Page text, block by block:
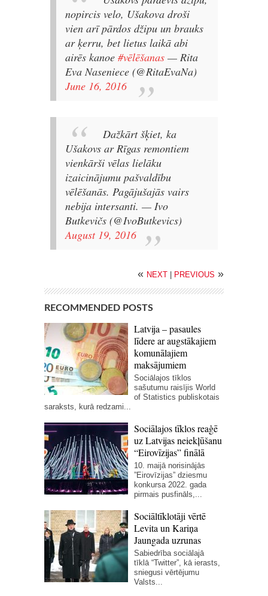
nopircis velo, Ušakova droši
vien arī pārdos džipu un brauks
ar ķerru, bet lietus laikā abi
airēs kanoe #vēlēšanas — Rita
Eva Naseniece (@RitaEvaNa)
June 16, 2016
Dažkārt šķiet, ka
Ušakovs ar Rīgas remontiem
vienkārši vēlas lielāku
izaicinājumu pašvaldību
vēlēšanās. Pagājušajās vairs
nebija intersanti. — Ivo
Butkevičs (@IvoButkevics)
August 19, 2016
« NEXT PREVIOUS »
RECOMMENDED POSTS
Latvija – pasaules
līdere ar augstākajiem
komunālajiem
maksājumiem
Sociālajos tīklos
sašutumu raisījis World
of Statistics publiskotais
saraksts, kurā redzami...
Sociālajos tīklos reaģē
uz Latvijas neiekļūšanu
“Eirovīzijas” finālā
10. maijā norisinājās
”Eirovīzijas” dziesmu
konkursa 2022. gada
pirmais pusfināls,...
Sociāltīklotāji vērtē
Levita un Kariņa
Jaungada uzrunas
Sabiedrība sociālajā
tīklā “Twitter”, kā ierasts,
sniegusi vērtējumu
Valsts...